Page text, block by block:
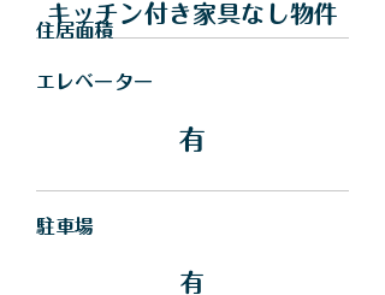
キッチン付き家具なし物件
住居面積
エレベーター
有
駐車場
有